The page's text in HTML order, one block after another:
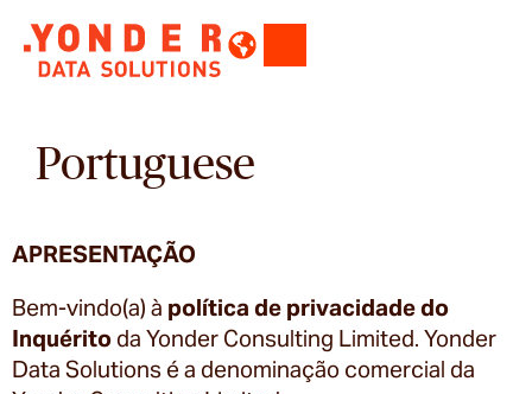
Portuguese
APRESENTAÇÃO
Bem-vindo(a) à política de privacidadedo
Inquérito da Yonder Consulting Limited. Yonder
Data Solutions é a denominação comercial da